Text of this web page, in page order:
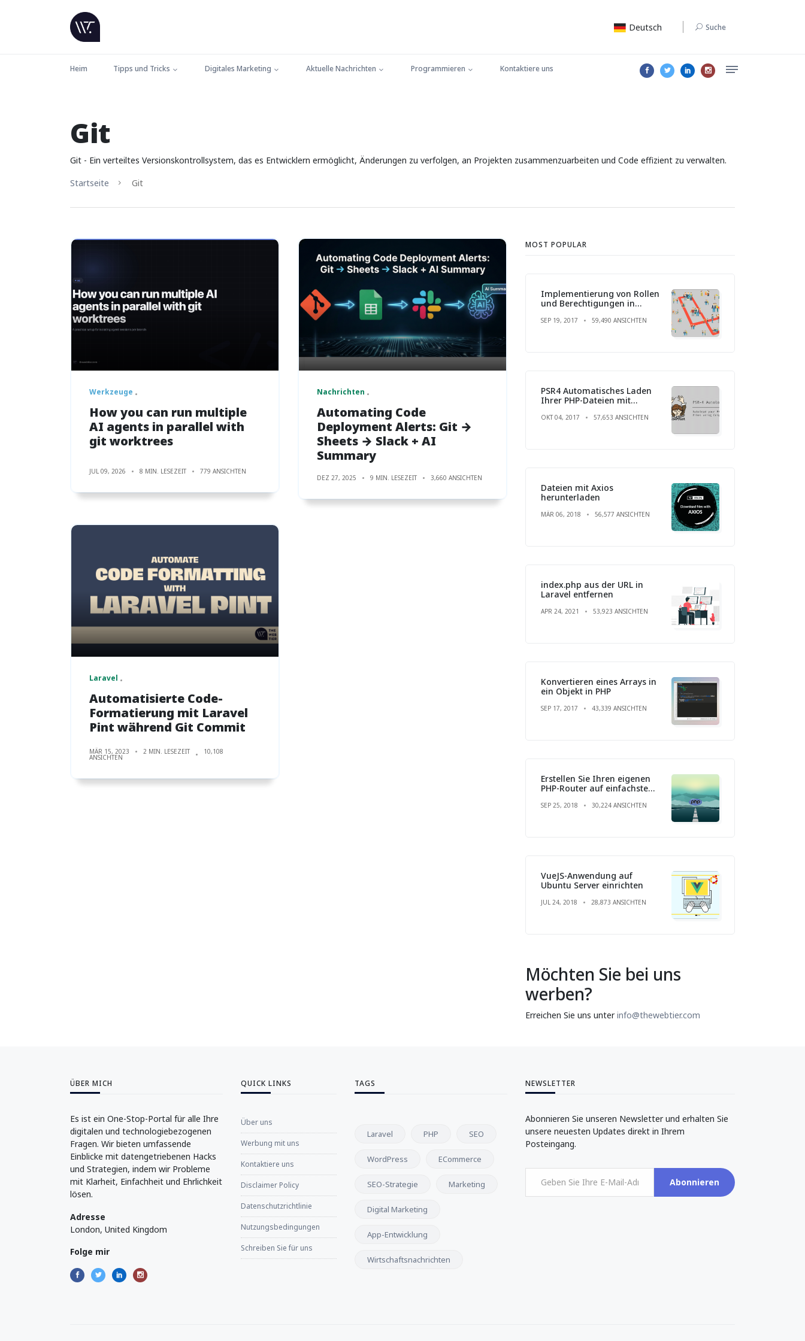
Deutsch Suche
Heim Tipps und Tricks Digitales Marketing Aktuelle Nachrichten Programmieren Kontaktiere uns
Git
Git - Ein verteiltes Versionskontrollsystem, das es Entwicklern ermöglicht, Änderungen zu verfolgen, an Projekten zusammenzuarbeiten und Code effizient zu verwalten.
Startseite
Git
Werkzeuge
How you can run multiple
AI agents in parallel with
git worktrees
JUL 09, 2026 8 MIN. LESEZEIT 779 ANSICHTEN
Nachrichten
Automating Code
Deployment Alerts: Git →
Sheets → Slack + AI
Summary
DEZ 27, 2025 9 MIN. LESEZEIT 3,660 ANSICHTEN
Laravel
Automatisierte Code-
Formatierung mit Laravel
Pint während Git Commit
MÄR 15, 2023 2 MIN. LESEZEIT 10,108
ANSICHTEN
MOST POPULAR
Implementierung von Rollen
und Berechtigungen in
SEP 19, 2017 59,490 ANSICHTEN
PSR4 Automatisches Laden
Ihrer PHP-Dateien mit
OKT 04, 2017 57,653 ANSICHTEN
Dateien mit Axios
herunterladen
MÄR 06, 2018 56,577 ANSICHTEN
index.php aus der URL in
Laravel entfernen
APR 24, 2021 53,923 ANSICHTEN
Konvertieren eines Arrays in
ein Objekt in PHP
SEP 17, 2017 43,339 ANSICHTEN
Erstellen Sie Ihren eigenen
PHP-Router auf einfachste
SEP 25, 2018 30,224 ANSICHTEN
VueJS-Anwendung auf
Ubuntu Server einrichten
JUL 24, 2018 28,873 ANSICHTEN
Möchten Sie bei uns
werben?
Erreichen Sie uns unterinfo@thewebtier.com
ÜBER MICH
Es ist ein One-Stop-Portal für alle Ihre
digitalen und technologiebezogenen
Fragen. Wir bieten umfassende
Einblicke mit datengetriebenen Hacks
und Strategien, indem wir Probleme
mit Klarheit, Einfachheit und Ehrlichkeit
lösen.
Adresse
London, United Kingdom
Folge mir
QUICK LINKS
Über uns
Werbung mit uns
Kontaktiere uns
Disclaimer Policy
Datenschutzrichtlinie
Nutzungsbedingungen
Schreiben Sie für uns
TAGS
Laravel PHP SEO
WordPress ECommerce
SEO-Strategie Marketing
Digital Marketing
App-Entwicklung
Wirtschaftsnachrichten
NEWSLETTER
Abonnieren Sie unseren Newsletter und erhalten Sie
unsere neuesten Updates direkt in Ihrem
Posteingang.
Abonnieren